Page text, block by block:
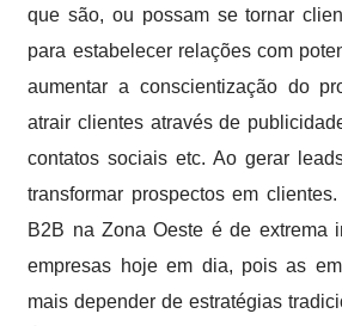
que são, ou possam se tornar
para estabelecer relações com
aumentar a conscientização do
atrair clientes através de
contatos sociais etc. Ao gerar
transformar prospectos em
B2B na Zona Oeste é de extrema
empresas hoje em dia, pois as
mais depender de estratégias